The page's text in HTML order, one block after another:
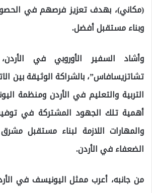
(مكاني)، بهدف تعزيز فرصهم في
وبناء مستقبل أفضل.
وأشاد السفير الأوروبي في
تشاتزيسافاس”، بالشراكة الوثيقة بين
التربية والتعليم في الأردن ومنظمة
أهمية تلك الجهود المشتركة في توفير
والمهارات اللازمة لبناء مستقبل
الضعفاء في الأردن.
من جانبه، أعرب ممثل اليونيسف في